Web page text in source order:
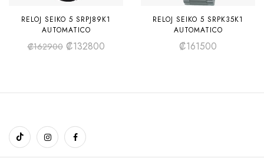
RELOJ SEIKO 5 SRPJ89K1
AUTOMATICO
₡162900 ₡132800
RELOJ SEIKO 5 SRPK35K1
AUTOMATICO
₡161500